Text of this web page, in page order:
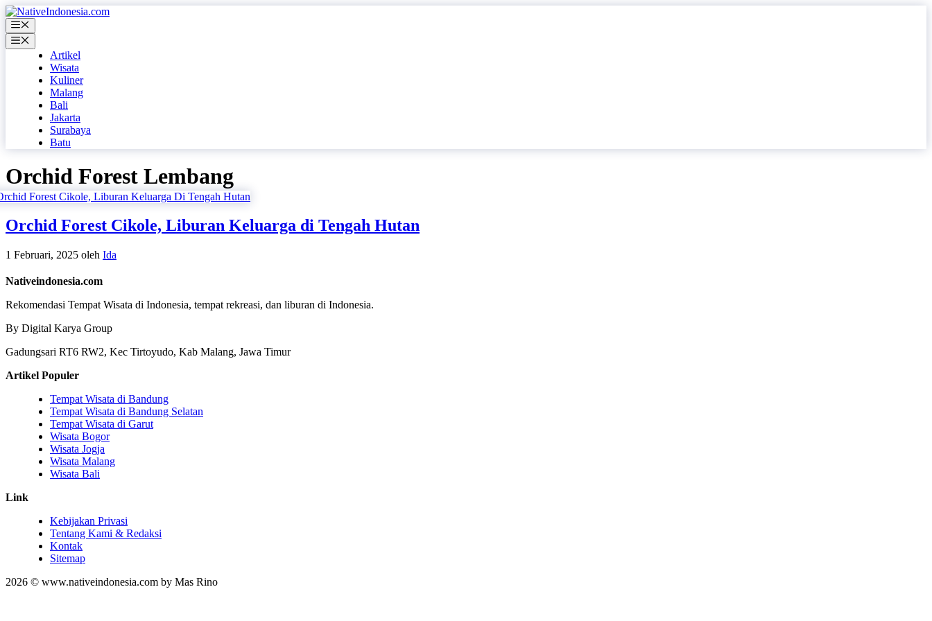
Langsung
ke
isi
Menu
Menu
Artikel
Wisata
Kuliner
Malang
Bali
Jakarta
Surabaya
Batu
Orchid Forest Lembang
Orchid Forest Cikole, Liburan Keluarga di Tengah Hutan
1 Februari, 2025 oleh Ida
Nativeindonesia.com
Rekomendasi Tempat Wisata di Indonesia, tempat rekreasi, dan liburan di Indonesia.
By Digital Karya Group
Gadungsari RT6 RW2, Kec Tirtoyudo, Kab Malang, Jawa Timur
Artikel Populer
Tempat Wisata di Bandung
Tempat Wisata di Bandung Selatan
Tempat Wisata di Garut
Wisata Bogor
Wisata Jogja
Wisata Malang
Wisata Bali
Link
Kebijakan Privasi
Tentang Kami & Redaksi
Kontak
Sitemap
2026 © www.nativeindonesia.com by Mas Rino